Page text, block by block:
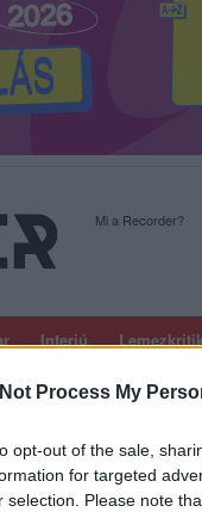
Process My
opt-out of the sale,
for targeted
selection. Please note
Interjú
Mi a Recorder?
HAZAI LEMEZEK.
SOROZATOK.